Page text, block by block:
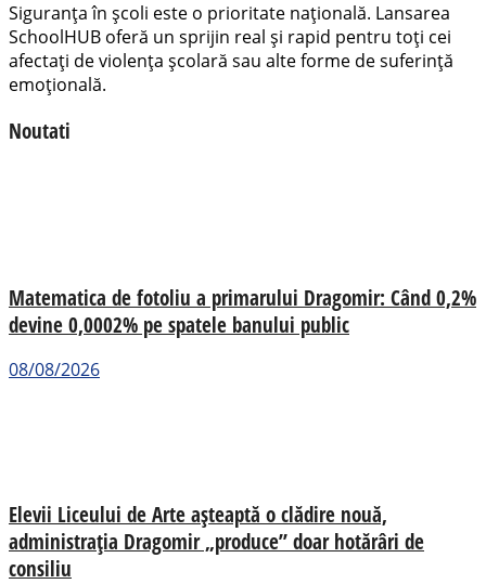
Siguranța în școli este o prioritate națională. Lansarea
SchoolHUB oferă un sprijin real și rapid pentru toți cei
afectați de violența școlară sau alte forme de suferință
emoțională.
Noutati
Matematica de fotoliu a primarului Dragomir: Când 0,2%
devine 0,0002% pe spatele banului public
08/08/2026
Elevii Liceului de Arte așteaptă o clădire nouă,
administrația Dragomir „produce” doar hotărâri de
consiliu